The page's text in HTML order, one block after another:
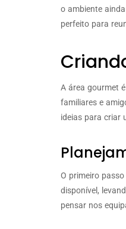
o ambiente
perfeito para
A área gourmet
familiares e
ideias para criar
O primeiro
disponível,
pensar nos